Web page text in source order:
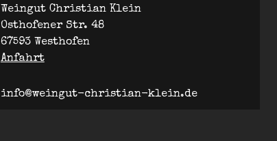
Weingut Christian Klein
Osthofener Str. 48
67593 Westhofen
Anfahrt
info@weingut-christian-klein.de